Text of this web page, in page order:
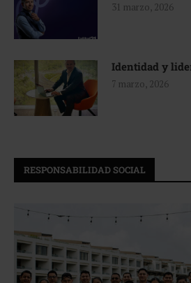
31 marzo, 2026
Identidad y
7 marzo, 2026
RESPONSABILIDAD SOCIAL